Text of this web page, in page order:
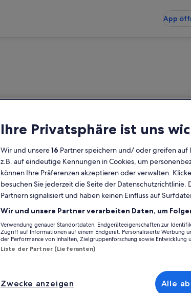
App
Ihre Privatsphäre ist uns
Wir und unsere16 Partner speichern und/ oder greifen auf
z.B. auf eindeutige Kennungen in Cookies, um
können Ihre Präferenzen akzeptieren oder verwalten.
besuchen Sie jederzeit die Seite der Datenschutzrichtlinie.
Partnern signalisiert und haben keinen Einfluss auf
Wir und unsere Partner verarbeiten Daten, um
Verwendung genauer Standortdaten. Endgeräteeigenschaften zur
Zugriff auf Informationen auf einem Endgerät. Personalisierte Werbung
der Performance von Inhalten, Zielgruppenforschung sowie Entwicklung
Liste der Partner (Lieferanten)
Zwecke anzeigen Alle